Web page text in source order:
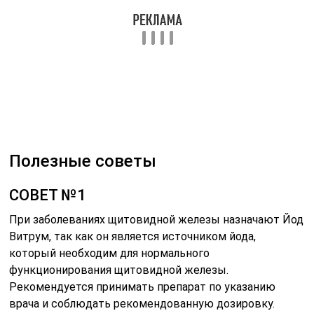
Полезные советы
СОВЕТ №1
При заболеваниях щитовидной железы назначают Йод
Витрум, так как он является источником йода,
который необходим для нормального
функционирования щитовидной железы.
Рекомендуется принимать препарат по указанию
врача и соблюдать рекомендованную дозировку.